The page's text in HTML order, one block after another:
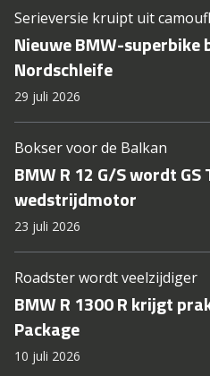
Serieversie kruipt uit
Nieuwe BMW-superbike
Nordschleife
29 juli 2026
Bokser voor de Balkan
BMW R 12 G/S wordt
wedstrijdmotor
23 juli 2026
Roadster wordt veelzijdiger
BMW R 1300 R krijgt
Package
10 juli 2026